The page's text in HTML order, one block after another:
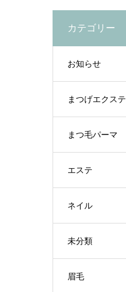
カテゴリー
お知らせ
まつげエクステ
まつ毛パーマ
エステ
ネイル
未分類
眉毛